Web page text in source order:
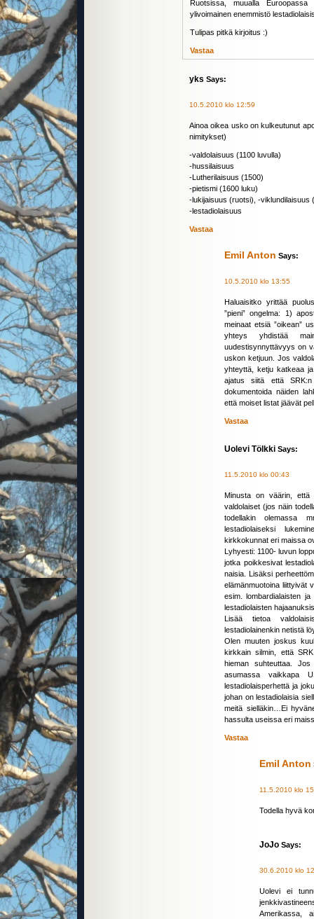
Ruotsissa, muualla
ylivoimainen enemmistö
Tulipas pitkä kirjoitus :)
Vastaa
yks Says:
10.5.2010 klo 12:59
Ainoa oikea usko on kulkeutunut
nimitykset)
-valdolaisuus (1100 luvulla)
-hussilaisuus
-Lutherilaisuus (1500)
-pietismi (1600 luku)
-lukijaisuus (ruotsi), -viklundilaisuus
-lestadiolaisuus
Vastaa
Emil Anton Says:
10.5.2010 klo 13:55
Haluaisitko yrittää
”pieni” ongelma: 1)
meinaat etsiä ”oikean”
yhteys yhdistää
uudestisynnyttävyys on
uskon ketjuun. Jos
yhteyttä, ketju katkeaa
ajatus siitä että SRK:n
dokumentoida näiden
että moiset listat jäävät
Vastaa
Uolevi Tölkki Says:
11.5.2010 klo 00:43
Minusta on väärin, että
valdolaiset (jos näin
todellakin olemassa
lestadiolaiseksi
kirkkokunnat eri maissa
Lyhyesti: 1100- luvun
jotka poikkesivat
naisia. Lisäksi
elämänmuotoina liittyivät
esim. lombardialaisten
lestadiolaisten
Lisää tietoa
lestadiolainenkin netistä
Olen muuten joskus
kirkkain silmin, että
hieman suhteuttaa.
asumassa vaikkapa
lestadiolaisperhettä ja
johan on lestadiolaisia
meitä sielläkin…Ei
hassulta useissa eri
Vastaa
Emil Anton
11.5.2010 klo
Todella hyvä
JoJo Says:
30.6.2010 klo
Uolevi ei
Amerikassa,